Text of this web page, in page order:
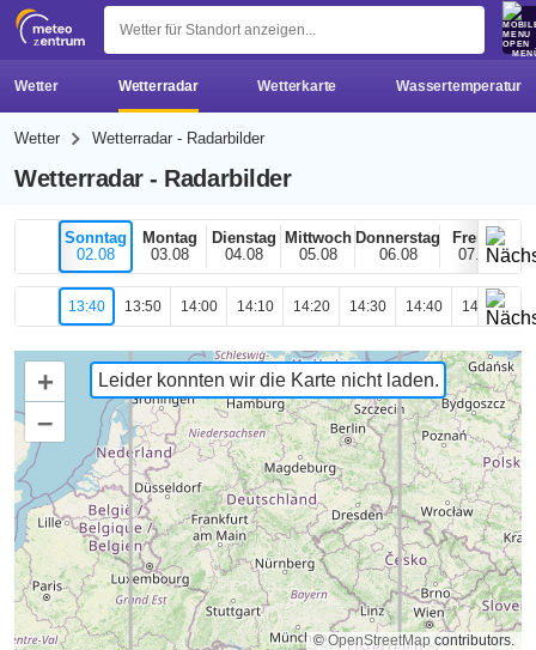
z
Wetter Wetterradar Wetterkarte Wassertemperatur
Wetter Wetterradar - Radarbilder
Wetterradar - Radarbilder
Sonntag
02.08
Montag
03.08
Dienstag
04.08
Mittwoch
05.08
Donnerstag
06.08
Freitag
07.08
13:40 13:50 14:00 14:10 14:20 14:30 14:40 14:50
Leider konnten wir die Karte nicht laden.
+
–
©OpenStreetMap contributors.